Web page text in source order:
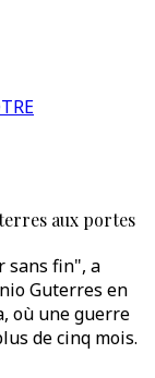
aux portes
sans fin", a
Guterres en
où une guerre
de cinq mois.